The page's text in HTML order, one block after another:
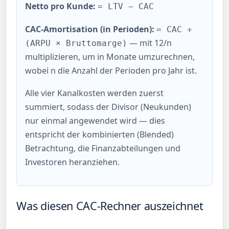
Netto pro Kunde: = LTV − CAC
CAC-Amortisation (in Perioden): = CAC ÷
(ARPU × Bruttomarge) — mit 12/n
multiplizieren, um in Monate umzurechnen,
wobei n die Anzahl der Perioden pro Jahr ist.
Alle vier Kanalkosten werden zuerst
summiert, sodass der Divisor (Neukunden)
nur einmal angewendet wird — dies
entspricht der kombinierten (Blended)
Betrachtung, die Finanzabteilungen und
Investoren heranziehen.
Was diesen CAC-Rechner auszeichnet